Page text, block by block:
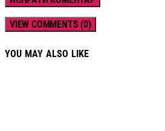
VIEW COMMENTS (0)
YOU MAY ALSO LIKE